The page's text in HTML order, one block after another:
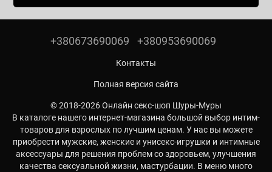
+380673690069 +380953690069
Контакты
Полная версия сайта
© 2018-2026 Онлайн секс-шоп Шуры-Муры
В каталоге нашего интернет-магазина большой выбор интим-
товаров для взрослых по лучшим ценам. У нас вы можете
приобрести мужские, женские и унисекс-игрушки и интимные
аксессуары для решения проблем со здоровьем, улучшения
качества сексуальной жизни, мастурбации. В меню много